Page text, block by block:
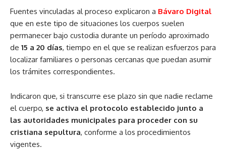
Fuentes vinculadas al proceso explicaron a Bávaro Digital
que en este tipo de situaciones los cuerpos suelen
permanecer bajo custodia durante un período aproximado
de 15 a 20 días, tiempo en el que se realizan esfuerzos para
localizar familiares o personas cercanas que puedan asumir
los trámites correspondientes.
Indicaron que, si transcurre ese plazo sin que nadie reclame
el cuerpo, se activa el protocolo establecido junto a
las autoridades municipales para proceder con su
cristiana sepultura, conforme a los procedimientos
vigentes.